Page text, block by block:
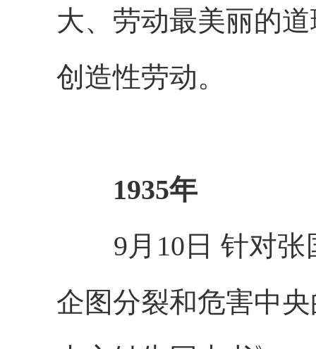
大、劳动最美丽的
创造性劳动。
1935年
9月10日 针对张
企图分裂和危害中